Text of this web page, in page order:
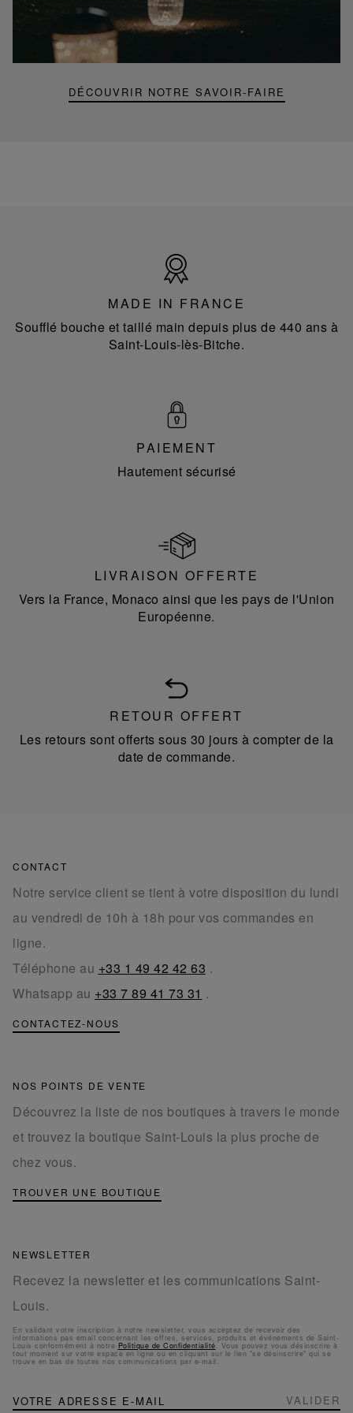
DÉCOUVRIR NOTRE SAVOIR-FAIRE
video,
Folia
mini
lamp
France
MADE IN FRANCE
Soufflé bouche et taillé main depuis plus de 440 ans à
Saint-Louis-lès-Bitche.
PAIEMENT
Hautement sécurisé
LIVRAISON OFFERTE
Vers la France, Monaco ainsi que les pays de l'Union
Européenne.
RETOUR OFFERT
Les retours sont offerts sous 30 jours à compter de la
date de commande.
CONTACT
Notre service client se tient à votre disposition du lundi
au vendredi de 10h à 18h pour vos commandes en
ligne.
Téléphone au +33 1 49 42 42 63 .
Whatsapp au +33 7 89 41 73 31 .
CONTACTEZ-NOUS
NOS POINTS DE VENTE
Découvrez la liste de nos boutiques à travers le monde
et trouvez la boutique Saint-Louis la plus proche de
chez vous.
TROUVER UNE BOUTIQUE
NEWSLETTER
Recevez la newsletter et les communications Saint-
Louis.
En validant votre inscription à notre newsletter, vous acceptez de recevoir des
informations pas email concernant les offres, services, produits et événements de Saint-
Louis conformément à notre Politique de Confidentialité. Vous pouvez vous désinscrire à
tout moment sur votre espace en ligne ou en cliquant sur le lien "se désinscrire" qui se
trouve en bas de toutes nos communications par e-mail.
NEWSLETTER
Inscription
VALIDER